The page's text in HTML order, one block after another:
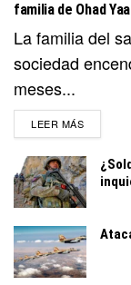
familia de Ohad
La familia del
sociedad
meses...
LEER MÁSDETAILS